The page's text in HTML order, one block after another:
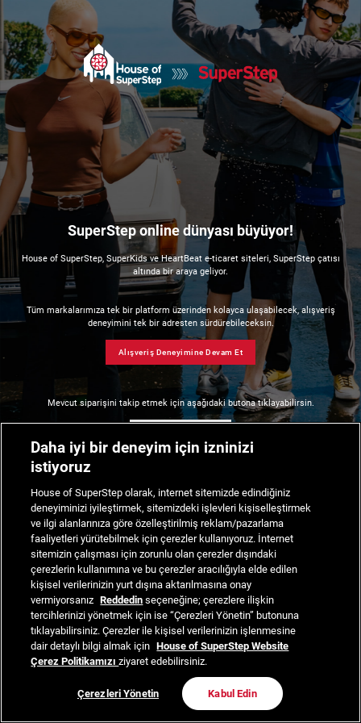
SuperStep online dünyası büyüyor!
House of SuperStep, SuperKids ve HeartBeat e-ticaret siteleri, SuperStep çatısı
altında bir araya geliyor.
Tüm markalarımıza tek bir platform üzerinden kolayca ulaşabilecek, alışveriş
deneyimini tek bir adresten sürdürebileceksin.
Alışveriş Deneyimine Devam Et
Mevcut siparişini takip etmek için aşağıdaki butona tıklayabilirsin.
Daha iyi bir deneyim için izninizi
istiyoruz
House of SuperStep olarak, internet sitemizde edindiğiniz
deneyiminizi iyileştirmek, sitemizdeki işlevleri kişiselleştirmek
ve ilgi alanlarınıza göre özelleştirilmiş reklam/pazarlama
faaliyetleri yürütebilmek için çerezler kullanıyoruz. İnternet
sitemizin çalışması için zorunlu olan çerezler dışındaki
çerezlerin kullanımına ve bu çerezler aracılığıyla elde edilen
kişisel verilerinizin yurt dışına aktarılmasına onay
vermiyorsanız Reddedin seçeneğine; çerezlere ilişkin
tercihlerinizi yönetmek için ise “Çerezleri Yönetin” butonuna
tıklayabilirsiniz. Çerezler ile kişisel verilerinizin işlenmesine
dair detaylı bilgi almak için House of SuperStep Website
Çerez Politikamızıziyaret edebilirsiniz.
Çerezleri Yönetin Kabul Edin